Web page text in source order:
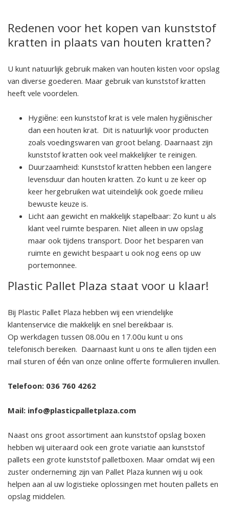
Redenen voor het kopen van kunststof
kratten in plaats van houten kratten?
U kunt natuurlijk gebruik maken van houten kisten voor opslag
van diverse goederen. Maar gebruik van kunststof kratten
heeft vele voordelen.
Hygiëne: een kunststof krat is vele malen hygiënischer
dan een houten krat. Dit is natuurlijk voor producten
zoals voedingswaren van groot belang. Daarnaast zijn
kunststof kratten ook veel makkelijker te reinigen.
Duurzaamheid: Kunststof kratten hebben een langere
levensduur dan houten kratten. Zo kunt u ze keer op
keer hergebruiken wat uiteindelijk ook goede milieu
bewuste keuze is.
Licht aan gewicht en makkelijk stapelbaar: Zo kunt u als
klant veel ruimte besparen. Niet alleen in uw opslag
maar ook tijdens transport. Door het besparen van
ruimte en gewicht bespaart u ook nog eens op uw
portemonnee.
Plastic Pallet Plaza staat voor u klaar!
Bij Plastic Pallet Plaza hebben wij een vriendelijke
klantenservice die makkelijk en snel bereikbaar is.
Op werkdagen tussen 08.00u en 17.00u kunt u ons
telefonisch bereiken. Daarnaast kunt u ons te allen tijden een
mail sturen of één van onze online offerte formulieren invullen.
Telefoon: 036 760 4262
Mail: info@plasticpalletplaza.com
Naast ons groot assortiment aan kunststof opslag boxen
hebben wij uiteraard ook een grote variatie aan kunststof
pallets een grote kunststof palletboxen. Maar omdat wij een
zuster onderneming zijn van Pallet Plaza kunnen wij u ook
helpen aan al uw logistieke oplossingen met houten pallets en
opslag middelen.